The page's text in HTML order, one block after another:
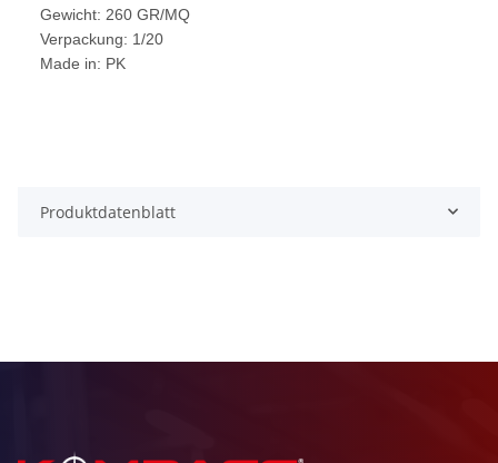
Gewicht: 260 GR/MQ
Verpackung: 1/20
Made in: PK
Produktdatenblatt